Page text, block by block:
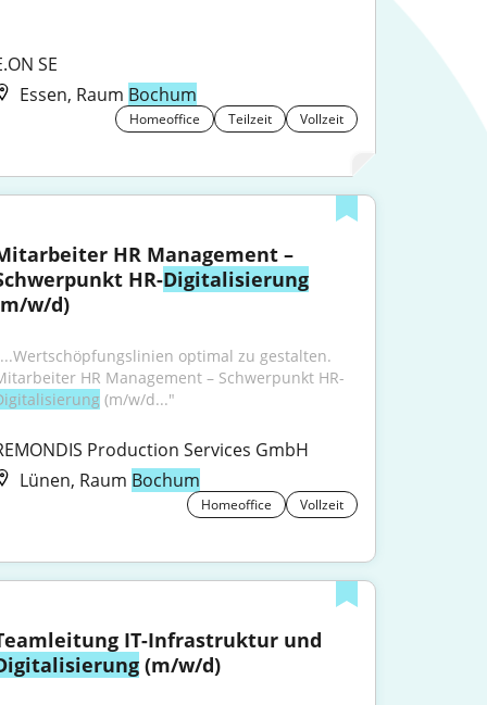
SE
Essen, Raum Bochum
Homeoffice Teilzeit Vollzeit
HR Management –
HR-Digitalisierung
w/d)
optimal zu gestalten.
HR Management – Schwerpunkt HR-
(m/w/d..."
Production Services GmbH
Lünen, Raum Bochum
Homeoffice Vollzeit
(m/w/d)